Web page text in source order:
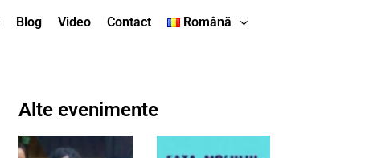
Blog Video Contact Română
Alte evenimente